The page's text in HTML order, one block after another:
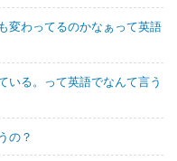
変わってるのかなぁって英語
いる。って英語でなんて言う
の？